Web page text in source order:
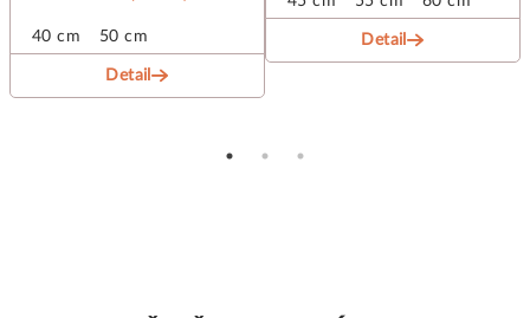
40 cm 50 cm
Detail
Detail